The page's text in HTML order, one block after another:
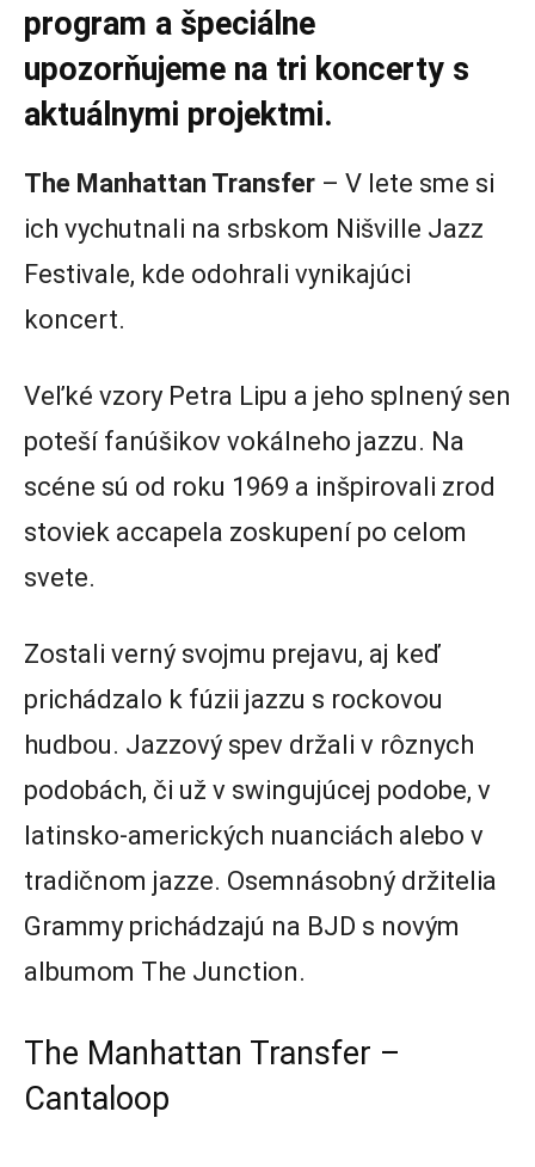
program a špeciálne
upozorňujeme na tri koncerty s
aktuálnymi projektmi.
The Manhattan Transfer – V lete sme si
ich vychutnali na srbskom Nišville Jazz
Festivale, kde odohrali vynikajúci
koncert.
Veľké vzory Petra Lipu a jeho splnený sen
poteší fanúšikov vokálneho jazzu. Na
scéne sú od roku 1969 a inšpirovali zrod
stoviek accapela zoskupení po celom
svete.
Zostali verný svojmu prejavu, aj keď
prichádzalo k fúzii jazzu s rockovou
hudbou. Jazzový spev držali v rôznych
podobách, či už v swingujúcej podobe, v
latinsko-amerických nuanciách alebo v
tradičnom jazze. Osemnásobný držitelia
Grammy prichádzajú na BJD s novým
albumom The Junction.
The Manhattan Transfer –
Cantaloop